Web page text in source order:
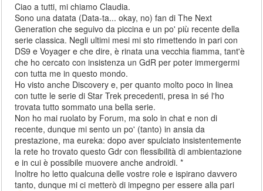
Ciao a tutti, mi chiamo Claudia.
Sono una datata (Data-ta... okay, no) fan di The Next
Generation che seguivo da piccina e un po' più recente della
serie classica. Negli ultimi mesi mi sto rimettendo in pari con
DS9 e Voyager e che dire, è rinata una vecchia fiamma, tant'è
che ho cercato con insistenza un GdR per poter immergermi
con tutta me in questo mondo.
Ho visto anche Discovery e, per quanto molto poco in linea
con tutte le serie di Star Trek precedenti, presa in sé l'ho
trovata tutto sommato una bella serie.
Non ho mai ruolato by Forum, ma solo in chat e non di
recente, dunque mi sento un po' (tanto) in ansia da
prestazione, ma eureka: dopo aver spulciato insistentemente
la rete ho trovato questo Gdr con flessibilità di ambientazione
e in cui è possibile muovere anche androidi. *
Inoltre ho letto qualcuna delle vostre role e ispirano davvero
tanto, dunque mi ci metterò di impegno per essere alla pari